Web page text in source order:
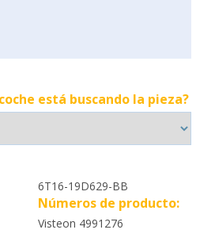
está buscando la pieza?
6T16-19D629-BB
Números de producto:
Visteon 4991276